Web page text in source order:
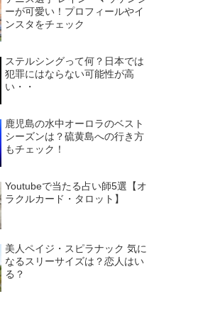
ーが可愛い！プロフィールやイ
ンスタをチェック
ステルシングって何？日本では
犯罪にはならない可能性が高
い・・
鹿児島の水中オーロラのベスト
シーズンは？硫黄島への行き方
もチェック！
Youtubeで当たる占い師5選【オ
ラクルカード・タロット】
美人ペイジ・スピラナック 気に
なるスリーサイズは？恋人はい
る？